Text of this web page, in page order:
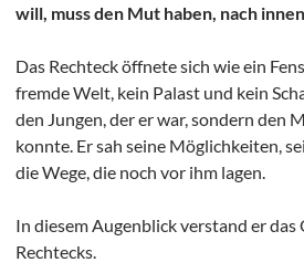
will, muss den Mut haben, nach
Das Rechteck öffnete sich wie ein
fremde Welt, kein Palast und kein
den Jungen, der er war, sondern den
konnte. Er sah seine Möglichkeiten,
die Wege, die noch vor ihm lagen.
In diesem Augenblick verstand er das
Rechtecks.